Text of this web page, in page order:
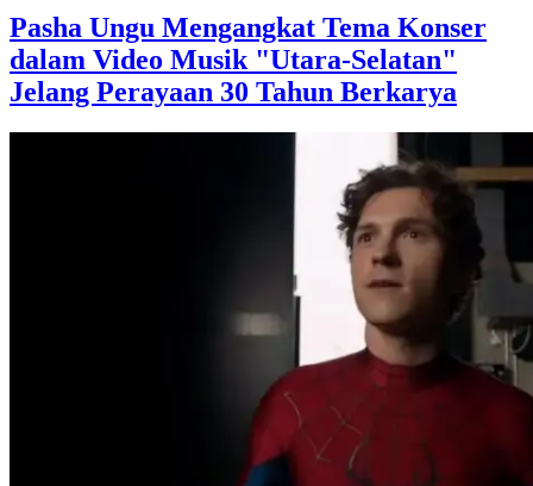
Pasha Ungu Mengangkat Tema Konser
dalam Video Musik "Utara-Selatan"
Jelang Perayaan 30 Tahun Berkarya